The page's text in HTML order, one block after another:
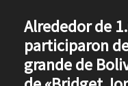
Alrededor de
participaron
grande de